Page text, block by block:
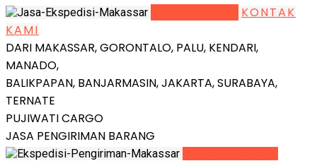
KONTAK
KAMI
DARI MAKASSAR, GORONTALO, PALU, KENDARI,
MANADO,
BALIKPAPAN, BANJARMASIN, JAKARTA, SURABAYA,
TERNATE
PUJIWATI CARGO
JASA PENGIRIMAN BARANG